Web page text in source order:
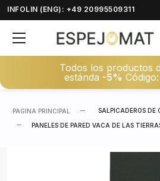
INFOLIN (ENG): +49 20995509311
Todos los productos
estánda -5% Código:
PAGINA PRINCIPAL SALPICADEROS DE
PANELES DE PARED VACA DE LAS